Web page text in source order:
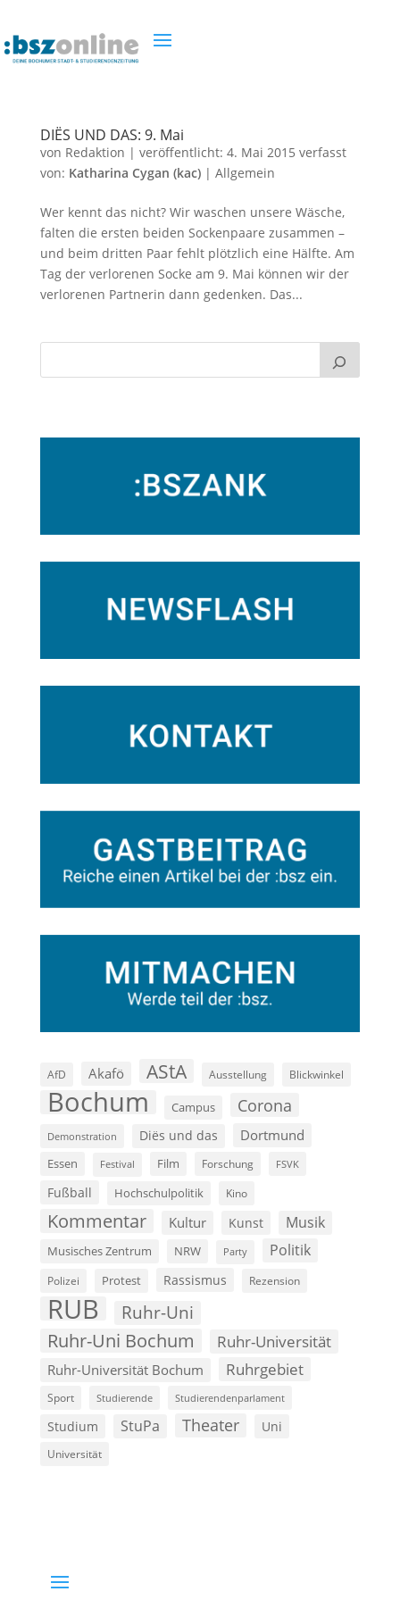
DIËS UND DAS: 9. Mai
von Redaktion | veröffentlicht: 4. Mai 2015 verfasst
von: Katharina Cygan (kac)| Allgemein
Wer kennt das nicht? Wir waschen unsere Wäsche,
falten die ersten beiden Sockenpaare zusammen –
und beim dritten Paar fehlt plötzlich eine Hälfte. Am
Tag der verlorenen Socke am 9. Mai können wir der
verlorenen Partnerin dann gedenken. Das...
AfD Akafö AStA Ausstellung Blickwinkel
Bochum Campus Corona
Demonstration Diës und das Dortmund
Essen Festival Film Forschung FSVK
Fußball Hochschulpolitik Kino
Kommentar Kultur Kunst Musik
Musisches Zentrum NRW Party Politik
Polizei Protest Rassismus Rezension
RUB Ruhr-Uni
Ruhr-Uni Bochum Ruhr-Universität
Ruhr-Universität Bochum Ruhrgebiet
Sport Studierende Studierendenparlament
Studium StuPa Theater Uni
Universität